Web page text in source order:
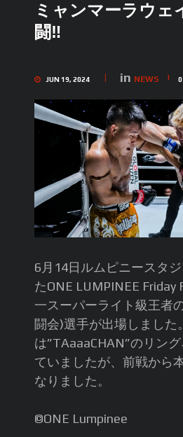
ミャンマーラウェ
闘‼︎
JUN 19, 2024 in NEWS 0
6月14日ルムピニースタ
たONE LUMPINEE
一スーパーライト級王者
闘会)選手が出場しました
は”TAaaaCHAN”のリン
ていましたが、前戦から
なりました。
©️ONE Lumpinee